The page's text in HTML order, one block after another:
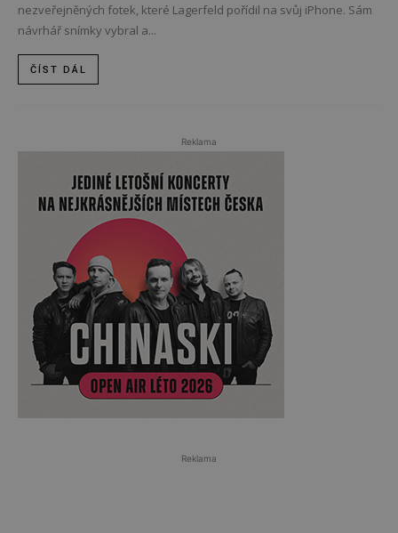
nezveřejněných fotek, které Lagerfeld pořídil na svůj iPhone. Sám
návrhář snímky vybral a...
ČÍST DÁL
Reklama
Reklama